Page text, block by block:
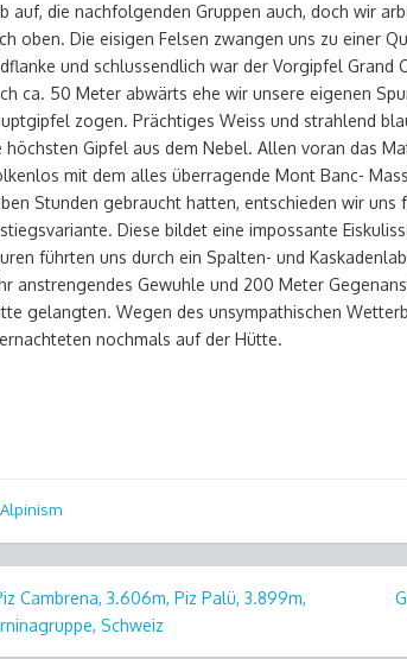
auf, die nachfolgenden Gruppen auch, doch wir
oben. Die eisigen Felsen zwangen uns zu einer
und schlussendlich war der Vorgipfel Grand
ca. 50 Meter abwärts ehe wir unsere eigenen
zogen. Prächtiges Weiss und strahlend
höchsten Gipfel aus dem Nebel. Allen voran das
mit dem alles überragende Mont Banc-
Stunden gebraucht hatten, entschieden wir uns
Diese bildet eine impossante
führten uns durch ein Spalten- und
anstrengendes Gewuhle und 200 Meter
gelangten. Wegen des unsympathischen
nochmals auf der Hütte.
Alpinism
Cambrena, 3.606m, Piz Palü, 3.899m,
Schweiz